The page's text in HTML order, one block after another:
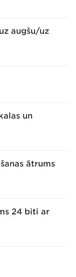
augšu/uz
un
ātrums
24 biti ar